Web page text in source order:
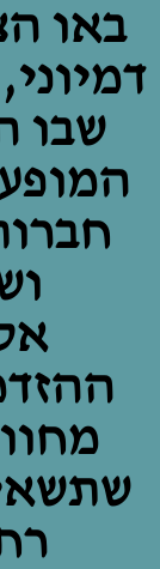
באו
שבו